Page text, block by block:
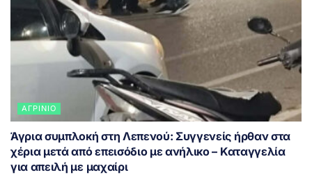
ΑΓΡΊΝΙΟ
Άγρια συμπλοκή στη Λεπενού: Συγγενείς ήρθαν στα
χέρια μετά από επεισόδιο με ανήλικο – Καταγγελία
για απειλή με μαχαίρι